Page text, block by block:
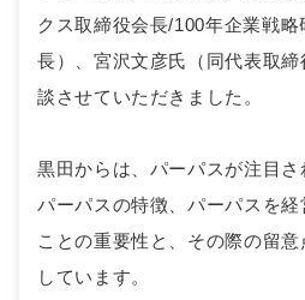
クス取締役会長/100年企業戦
長）、宮沢文彦氏（同代表取
談させていただきました。
黒田からは、パーパスが注目
パーパスの特徴、パーパスを経
ことの重要性と、その際の留
しています。